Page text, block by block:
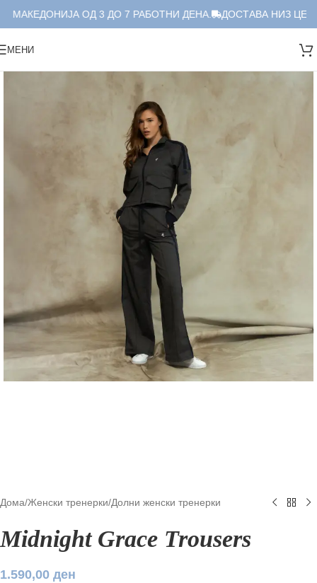
МАКЕДОНИЈА ОД 3 ДО 7 РАБОТНИ ДЕНА. ДОСТАВА НИЗ ЦЕЛА
МЕНИ
Дома/Женски тренерки/Долни женски тренерки
Midnight Grace Trousers
1.590,00 ден